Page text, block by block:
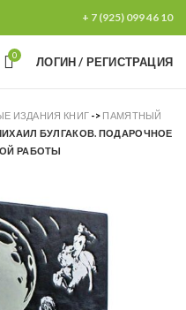
+ 7 (925) 099 46 10
0 ЛОГИН / РЕГИСТРАЦИЯ
ИЗДАНИЯ КНИГ -> ПАМЯТНЫЙ
БУЛГАКОВ. ПОДАРОЧНОЕ
РАБОТЫ